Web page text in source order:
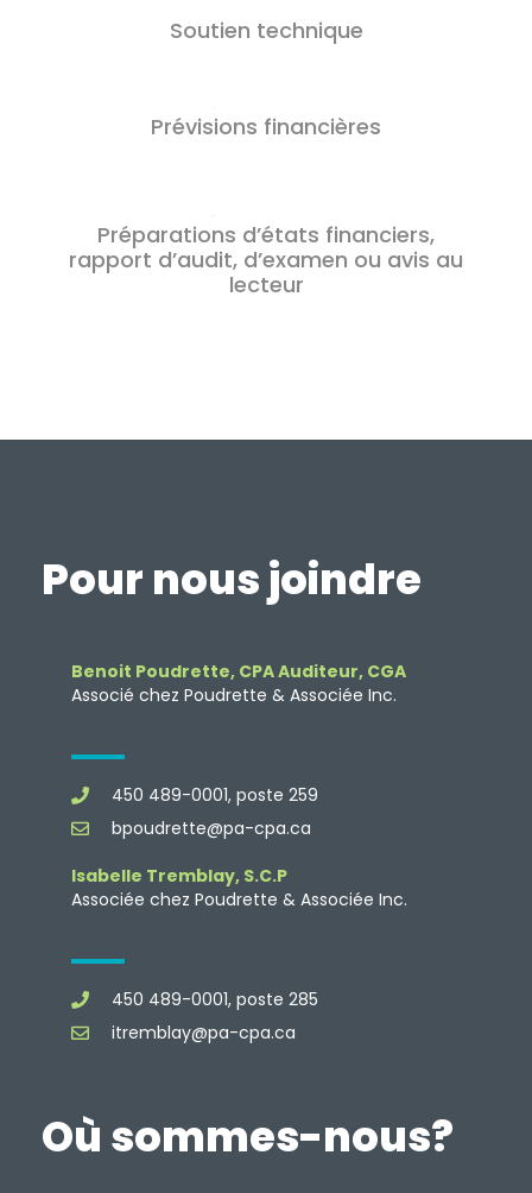
Soutien technique
Prévisions financières
Préparations d’états financiers,
rapport d’audit, d’examen ou avis au
lecteur
Pour nous joindre
Benoit Poudrette, CPA Auditeur, CGA
Associé chez Poudrette & Associée Inc.
450 489-0001, poste 259
bpoudrette@pa-cpa.ca
Isabelle Tremblay, S.C.P
Associée chez Poudrette & Associée Inc.
450 489-0001, poste 285
itremblay@pa-cpa.ca
Où sommes-nous?